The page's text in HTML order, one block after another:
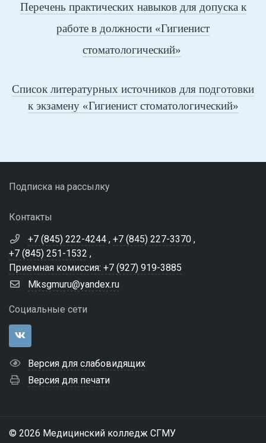
Перечень практических навыков для допуска к
работе в должности «Гигиенист
стоматологический»
Список литературных источников для подготовки
к экзамену «Гигиенист стоматологический»
Подписка на рассылку
Контакты
+7 (845) 222-4244 , +7 (845) 227-3370 ,
+7 (845) 251-1532 ,
Приемная комиссия: +7 (927) 919-3885
Mksgmuru@yandex.ru
Социальные сети
Версия для слабовидящих
Версия для печати
© 2026 Медицинский колледж СГМУ